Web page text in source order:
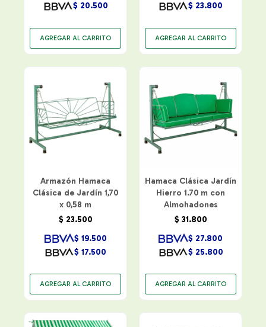
$ 20.500 $ 23.800
Armazón Hamaca
Clásica de Jardín 1,70
x 0,58 m
$ 23.500
$ 17.500
$ 19.500
Hamaca Clásica Jardín
Hierro 1.70 m con
Almohadones
$ 31.800
$ 25.800
$ 27.800